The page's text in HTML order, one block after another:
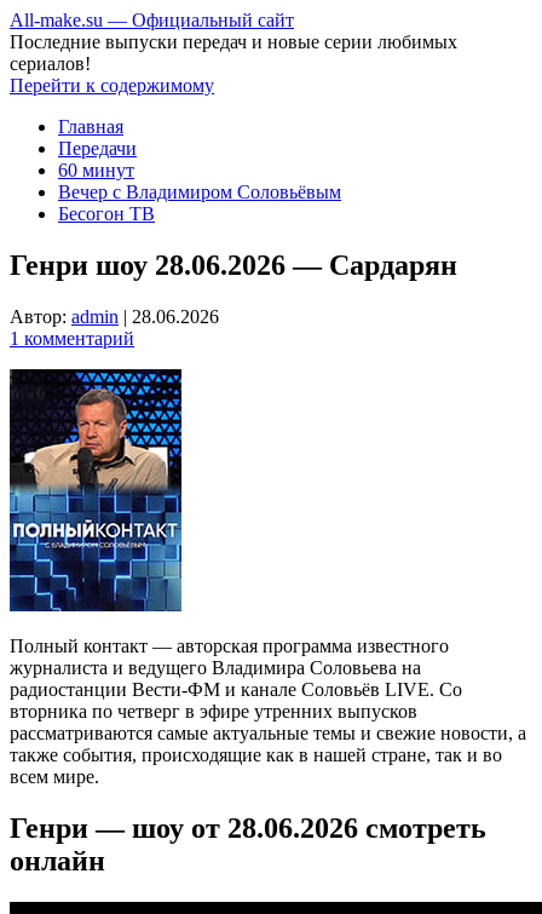
All-make.su — Официальный сайт
Последние выпуски передач и новые серии любимых
сериалов!
Перейти к содержимому
Главная
Передачи
60 минут
Вечер с Владимиром Соловьёвым
Бесогон ТВ
Генри шоу 28.06.2026 — Сардарян
Автор: admin | 28.06.2026
1 комментарий
Полный контакт — авторская программа известного
журналиста и ведущего Владимира Соловьева на
радиостанции Вести-ФМ и канале Соловьёв LIVE. Со
вторника по четверг в эфире утренних выпусков
рассматриваются самые актуальные темы и свежие новости, а
также события, происходящие как в нашей стране, так и во
всем мире.
Генри — шоу от 28.06.2026 смотреть
онлайн